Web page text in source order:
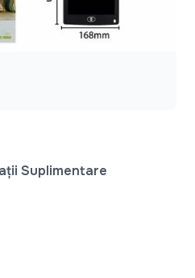
Suplimentare